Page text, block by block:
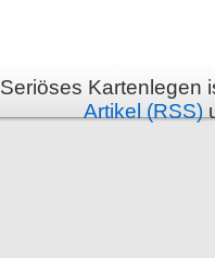
Seriöses Kartenlegen
Artikel (RSS)